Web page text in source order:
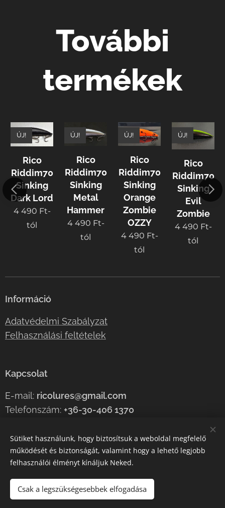
További
termékek
Rico
Riddim70
Sinking
Dark Lord
ÚJ!
4 490 Ft-
tól
Rico
Riddim70
Sinking
Metal
Hammer
ÚJ!
4 490 Ft-
tól
Rico
Riddim70
Sinking
Orange
Zombie
OZZY
ÚJ!
4 490 Ft-
tól
Rico
Riddim70
Sinking
Evil
Zombie
ÚJ!
4 490 Ft-
tól
Információ
Adatvédelmi Szabályzat
Felhasználási feltételek
Kapcsolat
E-mail: ricolures@gmail.com
Telefonszám: +36-30-406 1370
Az oldalt aWebnodeműködteti Sütik
Magyar
English
Sütiket használunk, hogy biztosítsuk a weboldal megfelelő
működését és biztonságát, valamint hogy a lehető legjobb
felhasználói élményt kínáljuk Neked.
Csak a legszükségesebbek elfogadása